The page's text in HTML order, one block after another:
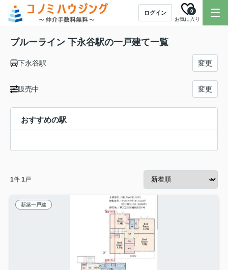
ログイン
お気に入り
0
ブルーライン 下永谷駅の一戸建て一覧
下永谷駅 変更
販売中 変更
おすすめの駅
1件 1戸
新築一戸建